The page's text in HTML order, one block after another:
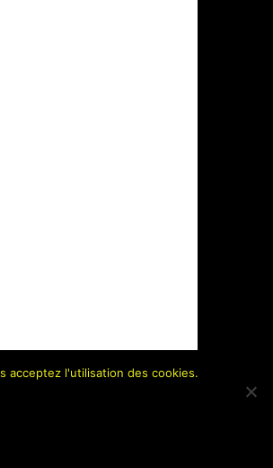
acceptez l'utilisation des cookies.